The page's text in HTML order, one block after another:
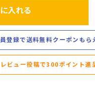
入れる
登録で送料無料クーポンもら
レビュー投稿で300ポイント進